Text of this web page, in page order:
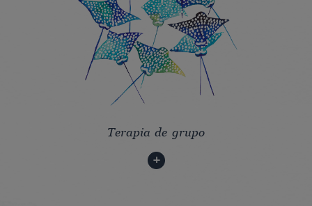
Terapia de grupo